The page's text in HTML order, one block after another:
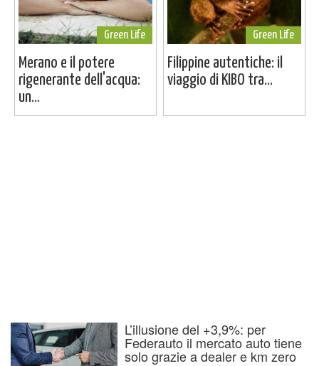
Green Life
Merano e il potere
rigenerante dell'acqua:
un...
Green Life
Filippine autentiche: il
viaggio di KIBO tra...
L’illusione del +3,9%: per
Federauto il mercato auto tiene
solo grazie a dealer e km zero